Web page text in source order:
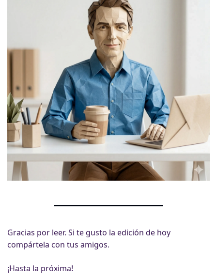
Gracias por leer. Si te gusto la edición de hoy
compártela con tus amigos.
¡Hasta la próxima!